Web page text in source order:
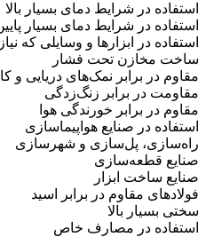
استفاده در شرایط دمای بسیار بالا
استفاده در شرایط دمای بسیار
استفاده در ابزارها و وسایلی که
ساخت مخازن تحت فشار
مقاوم در برابر نمک‌های دریایی و
مقاومت در برابر زنگ‌زدگی
مقاوم در برابر خورندگی هوا
استفاده در صنایع هواپیماسازی
راه‌سازی، پل‌سازی و شهرسازی
صنایع قطعه‌سازی
صنایع ساخت ابزار
فولادهای مقاوم در برابر اسید
سختی بسیار بالا
استفاده در مصارف خاص